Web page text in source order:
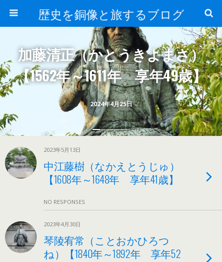
歴史を銅像と旅するブログ
2024年4月25日
加藤清正（かとうきよまさ）
【1562年～1611年 享年49歳】
2023年5月13日
中江藤樹（なかえとうじゅ）
【1608年～1648年 享年41歳】
NO RESPONSES
2023年4月30日
琴陵宥常（ことおかひろつ
ね）【1840年～1892年 享年52